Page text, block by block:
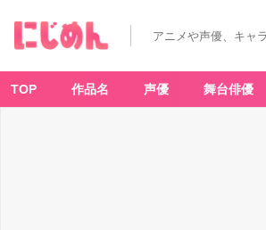
アニメや声優、キャ
TOP 作品名 声優 舞台俳優